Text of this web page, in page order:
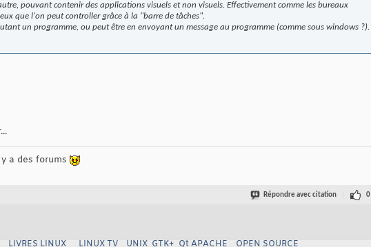
pouvant contenir des applications visuels et non visuels. Effectivement comme les bureaux
que l'on peut controller grâce à la "barre de tâches".
un programme, ou peut être en envoyant un message au programme (comme sous windows ?).
a des forums
Répondre avec citation 0
LIVRES LINUX LINUX TV UNIX GTK+ Qt APACHE
OPEN SOURCE